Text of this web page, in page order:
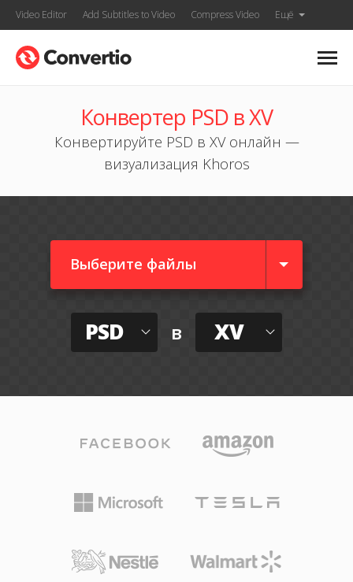
Video Editor Add Subtitles to Video Compress Video Ещё
Конвертер PSD в XV
Конвертируйте PSD в XV онлайн —
визуализация Khoros
Выберите файлы
PSD в XV